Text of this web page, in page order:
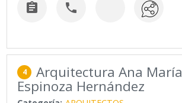
 
4 Arquitectura Ana María
Espinoza Hernández